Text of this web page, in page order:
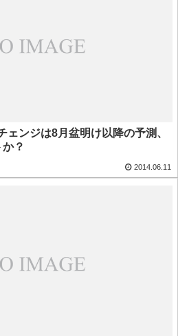
ェンジは8月盆明け以降の予測、
？
2014.06.11